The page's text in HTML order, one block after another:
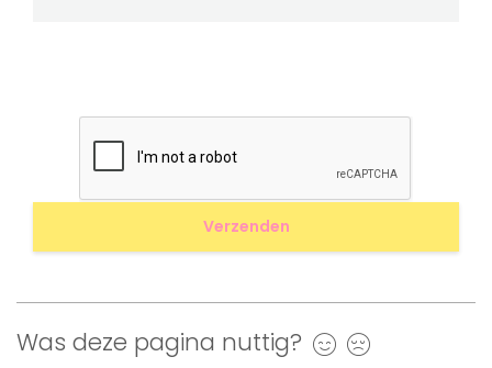
Was deze pagina nuttig? Ja